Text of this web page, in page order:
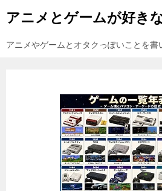
アニメとゲームが好き
アニメやゲームとオタクっぽいことを書